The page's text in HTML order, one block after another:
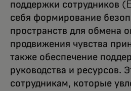
поддержки сотрудников
себя формирование
пространств для обмена
продвижения чувства
также обеспечение
руководства и ресурсов.
сотрудникам, которые